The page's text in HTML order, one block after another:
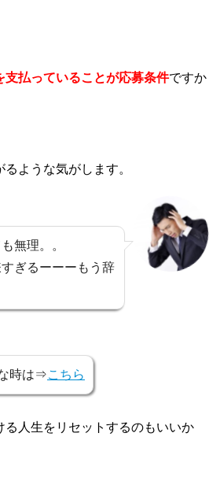
支払っていることが応募条件ですか
るような気がします。
無理。。
ぎるーーーもう辞
時は⇒こちら
る人生をリセットするのもいいか